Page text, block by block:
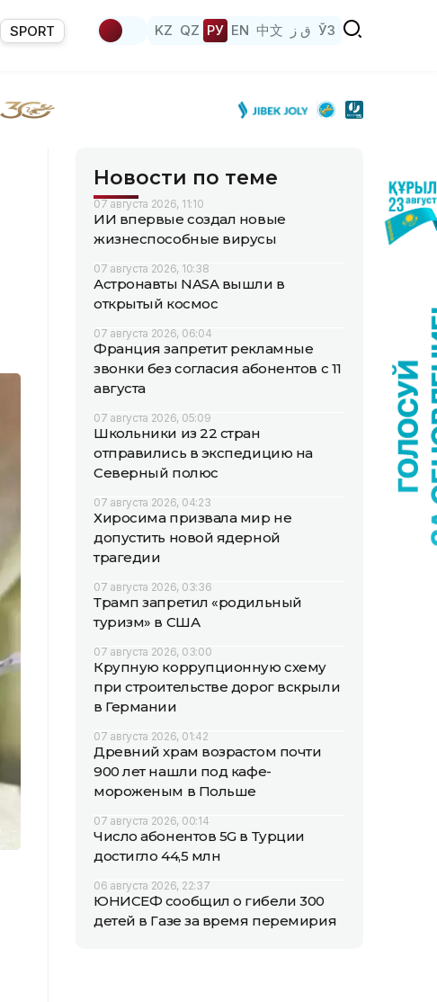
SPORT KZ QZ РУ EN 中文 ق ز ЎЗ
Новости по теме
07 августа 2026, 11:10
ИИ впервые создал новые
жизнеспособные вирусы
07 августа 2026, 10:38
Астронавты NASA вышли в
открытый космос
07 августа 2026, 06:04
Франция запретит рекламные
звонки без согласия абонентов с 11
августа
07 августа 2026, 05:09
Школьники из 22 стран
отправились в экспедицию на
Северный полюс
07 августа 2026, 04:23
Хиросима призвала мир не
допустить новой ядерной
трагедии
07 августа 2026, 03:36
Трамп запретил «родильный
туризм» в США
07 августа 2026, 03:00
Крупную коррупционную схему
при строительстве дорог вскрыли
в Германии
07 августа 2026, 01:42
Древний храм возрастом почти
900 лет нашли под кафе-
мороженым в Польше
07 августа 2026, 00:14
Число абонентов 5G в Турции
достигло 44,5 млн
06 августа 2026, 22:37
ЮНИСЕФ сообщил о гибели 300
детей в Газе за время перемирия